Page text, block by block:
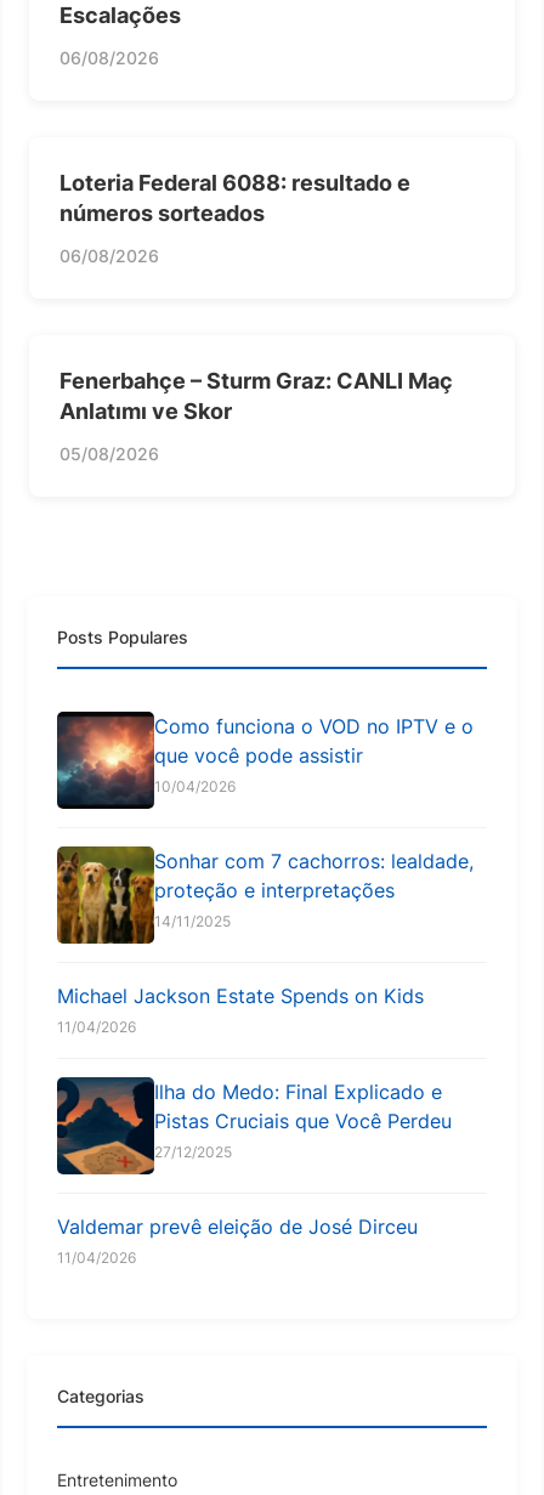
Escalações
06/08/2026
Loteria Federal 6088: resultado e
números sorteados
06/08/2026
Fenerbahçe – Sturm Graz: CANLI Maç
Anlatımı ve Skor
05/08/2026
Posts Populares
Como funciona o VOD no IPTV e o
que você pode assistir
10/04/2026
Sonhar com 7 cachorros: lealdade,
proteção e interpretações
14/11/2025
Michael Jackson Estate Spends on Kids
11/04/2026
Ilha do Medo: Final Explicado e
Pistas Cruciais que Você Perdeu
27/12/2025
Valdemar prevê eleição de José Dirceu
11/04/2026
Categorias
Entretenimento